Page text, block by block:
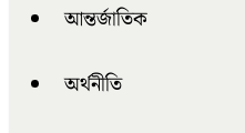
আন্তর্জাতিক
অর্থনীতি